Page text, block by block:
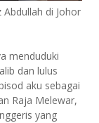
di Johor
menduduki
dan lulus
aku sebagai
Raja Melewar,
yang